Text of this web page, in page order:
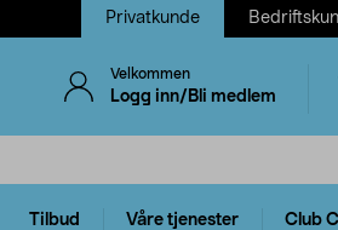
Privatkunde
Velkommen
Logg inn/Bli medlem
Tilbud Våre tjenester Club